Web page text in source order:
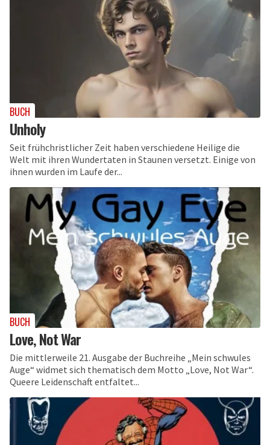
BUCH
Unholy
Seit frühchristlicher Zeit haben verschiedene Heilige die
Welt mit ihren Wundertaten in Staunen versetzt. Einige von
ihnen wurden im Laufe der...
BUCH
Love, Not War
Die mittlerweile 21. Ausgabe der Buchreihe „Mein schwules
Auge“ widmet sich thematisch dem Motto „Love, Not War“.
Queere Leidenschaft entfaltet...